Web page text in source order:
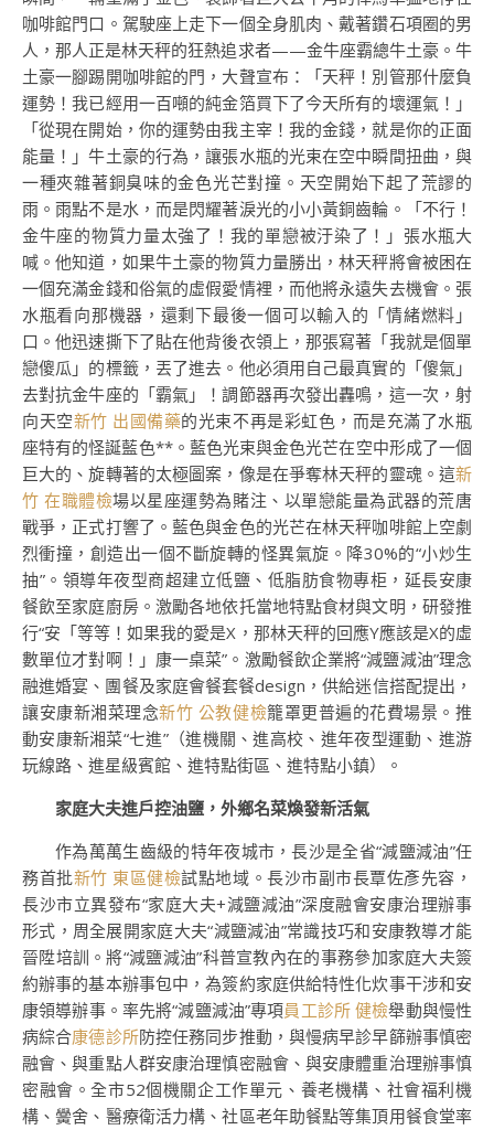
咖啡館門口。駕駛座上走下一個全身肌肉、戴著鑽石項圈的男
人，那人正是林天秤的狂熱追求者——金牛座霸總牛土豪。牛
土豪一腳踢開咖啡館的門，大聲宣布：「天秤！別管那什麼負
運勢！我已經用一百噸的純金箔買下了今天所有的壞運氣！」
「從現在開始，你的運勢由我主宰！我的金錢，就是你的正面
能量！」牛土豪的行為，讓張水瓶的光束在空中瞬間扭曲，與
一種夾雜著銅臭味的金色光芒對撞。天空開始下起了荒謬的
雨。雨點不是水，而是閃耀著淚光的小小黃銅齒輪。「不行！
金牛座的物質力量太強了！我的單戀被汙染了！」張水瓶大
喊。他知道，如果牛土豪的物質力量勝出，林天秤將會被困在
一個充滿金錢和俗氣的虛假愛情裡，而他將永遠失去機會。張
水瓶看向那機器，還剩下最後一個可以輸入的「情緒燃料」
口。他迅速撕下了貼在他背後衣領上，那張寫著「我就是個單
戀傻瓜」的標籤，丟了進去。他必須用自己最真實的「傻氣」
去對抗金牛座的「霸氣」！調節器再次發出轟鳴，這一次，射
向天空新竹 出國備藥的光束不再是彩虹色，而是充滿了水瓶
座特有的怪誕藍色**。藍色光束與金色光芒在空中形成了一個
巨大的、旋轉著的太極圖案，像是在爭奪林天秤的靈魂。這新
竹 在職體檢場以星座運勢為賭注、以單戀能量為武器的荒唐
戰爭，正式打響了。藍色與金色的光芒在林天秤咖啡館上空劇
烈衝撞，創造出一個不斷旋轉的怪異氣旋。降30%的“小炒生
抽”。領導年夜型商超建立低鹽、低脂肪食物專柜，延長安康
餐飲至家庭廚房。激勵各地依托當地特點食材與文明，研發推
行“安「等等！如果我的愛是X，那林天秤的回應Y應該是X的虛
數單位才對啊！」康一桌菜”。激勵餐飲企業將“減鹽減油”理念
融進婚宴、團餐及家庭會餐套餐design，供給迷信搭配提出，
讓安康新湘菜理念新竹 公教健檢籠罩更普遍的花費場景。推
動安康新湘菜“七進”（進機關、進高校、進年夜型運動、進游
玩線路、進星級賓館、進特點街區、進特點小鎮）。
家庭大夫進戶控油鹽，外鄉名菜煥發新活氣
作為萬萬生齒級的特年夜城市，長沙是全省“減鹽減油”任
務首批新竹 東區健檢試點地域。長沙市副市長覃佐彥先容，
長沙市立異發布“家庭大夫+減鹽減油”深度融會安康治理辦事
形式，周全展開家庭大夫“減鹽減油”常識技巧和安康教導才能
晉陞培訓。將“減鹽減油”科普宣教內在的事務參加家庭大夫簽
約辦事的基本辦事包中，為簽約家庭供給特性化炊事干涉和安
康領導辦事。率先將“減鹽減油”專項員工診所 健檢舉動與慢性
病綜合康德診所防控任務同步推動，與慢病早診早篩辦事慎密
融會、與重點人群安康治理慎密融會、與安康體重治理辦事慎
密融會。全市52個機關企工作單元、養老機構、社會福利機
構、黌舍、醫療衛活力構、社區老年助餐點等集頂用餐食堂率